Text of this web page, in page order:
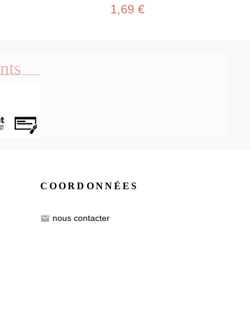
1,69 €
COORDONNÉES
email nous contacter